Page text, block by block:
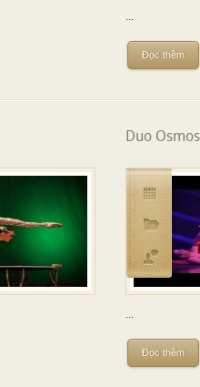
...
Đọc thêm
Duo
...
Đọc thêm